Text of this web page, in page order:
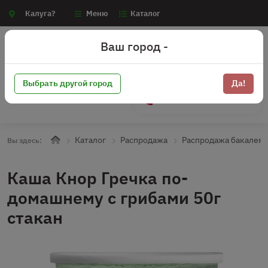
Калуга? Меню Каталог
Вы здесь: Каталог Распродажа Распродажа бакалея
Каша Кнор Гречка по-
домашнему с грибами 50г
стакан
Ваш город -
Выбрать другой город Да!